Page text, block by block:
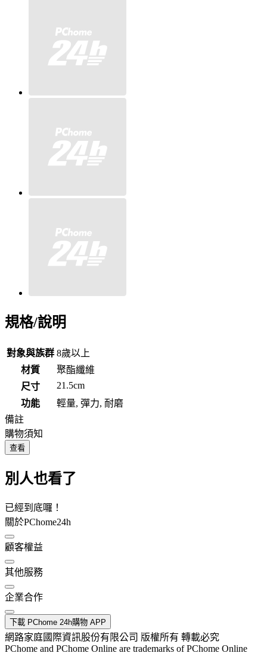
規格/說明
對象與族群 8歲以上
材質
聚酯纖維
尺寸
21.5cm
功能
輕量, 彈力, 耐磨
備註
購物須知
查看
別人也看了
已經到底囉！
關於PChome24h
顧客權益
其他服務
企業合作
下載 PChome 24h購物 APP
網路家庭國際資訊股份有限公司 版權所有 轉載必究
PChome and PChome Online are trademarks of PChome Online